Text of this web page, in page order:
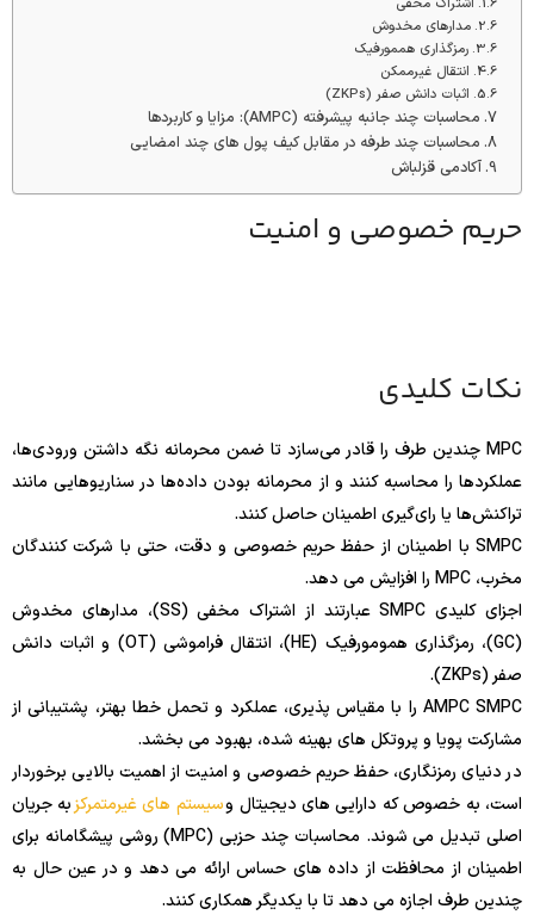
مدارهای مخدوش
رمزگذاری هممورفیک
انتقال غیرممکن
اثبات دانش صفر (ZKPs)
محاسبات چند جانبه پیشرفته (AMPC): مزایا و کاربردها
محاسبات چند طرفه در مقابل کیف پول های چند امضایی
آکادمی قزلباش
حریم خصوصی و امنیت
نکات کلیدی
MPC چندین طرف را قادر می‌سازد تا ضمن محرمانه نگه داشتن ورودی‌ها،
عملکردها را محاسبه کنند و از محرمانه بودن داده‌ها در سناریوهایی مانند
تراکنش‌ها یا رای‌گیری اطمینان حاصل کنند.
SMPC با اطمینان از حفظ حریم خصوصی و دقت، حتی با شرکت کنندگان
مخرب، MPC را افزایش می دهد.
اجزای کلیدی SMPC عبارتند از اشتراک مخفی (SS)، مدارهای مخدوش
(GC)، رمزگذاری همومورفیک (HE)، انتقال فراموشی (OT) و اثبات دانش
صفر (ZKPs).
AMPC SMPC را با مقیاس پذیری، عملکرد و تحمل خطا بهتر، پشتیبانی از
مشارکت پویا و پروتکل های بهینه شده، بهبود می بخشد.
در دنیای رمزنگاری، حفظ حریم خصوصی و امنیت از اهمیت بالایی برخوردار
است، به خصوص که دارایی های دیجیتال وسیستم های غیرمتمرکزبه جریان
اصلی تبدیل می شوند. محاسبات چند حزبی (MPC) روشی پیشگامانه برای
اطمینان از محافظت از داده های حساس ارائه می دهد و در عین حال به
چندین طرف اجازه می دهد تا با یکدیگر همکاری کنند.